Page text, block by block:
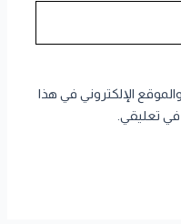
الإلكتروني في هذا
في تعليقي.